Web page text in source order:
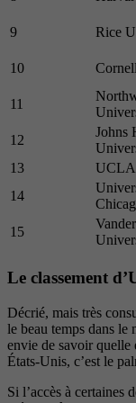
9 Rice
10
11
12
Johns
13
UCLA
14
15
Le classement
Décrié, mais très
le beau temps dans le
envie de savoir quelle
États-Unis, c’est le
Si l’accès à certaines